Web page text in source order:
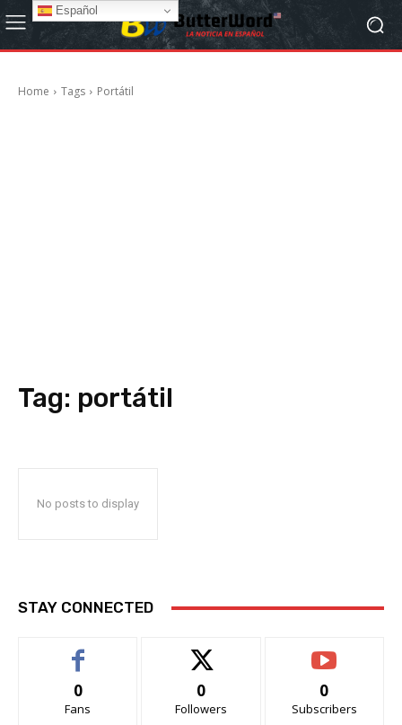
Home Tags Portátil
Tag: portátil
No posts to display
STAY CONNECTED
0
Fans
0
Followers
0
Subscribers
Español